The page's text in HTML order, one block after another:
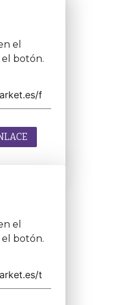
el
botón.
el
botón.